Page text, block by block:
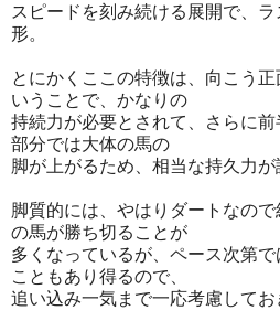
スピードを刻み続ける展開で、
形。
とにかくここの特徴は、向こう
いうことで、かなりの
持続力が必要とされて、さらに
部分では大体の馬の
脚が上がるため、相当な持久力が
脚質的には、やはりダートなの
の馬が勝ち切ることが
多くなっているが、ペース次第
こともあり得るので、
追い込み一気まで一応考慮してお